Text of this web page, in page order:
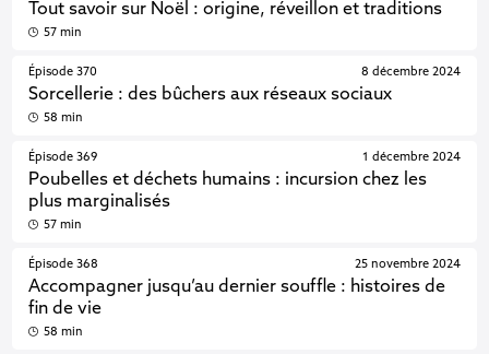
Tout savoir sur Noël : origine, réveillon et traditions
57 min
Épisode 370
Sorcellerie : des bûchers aux réseaux sociaux
8 décembre 2024
58 min
Épisode 369
Poubelles et déchets humains : incursion chez les
plus marginalisés
1 décembre 2024
57 min
Épisode 368
Accompagner jusqu’au dernier souffle : histoires de
fin de vie
25 novembre 2024
58 min